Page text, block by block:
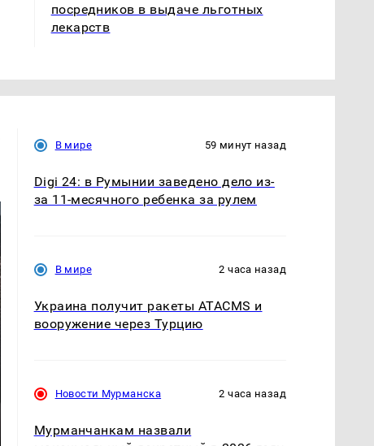
посредников в выдаче льготных
лекарств
В мире 59 минут назад
Digi 24: в Румынии заведено дело из-
за 11-месячного ребенка за рулем
В мире 2 часа назад
Украина получит ракеты ATACMS и
вооружение через Турцию
Новости Мурманска 2 часа назад
Мурманчанкам назвали